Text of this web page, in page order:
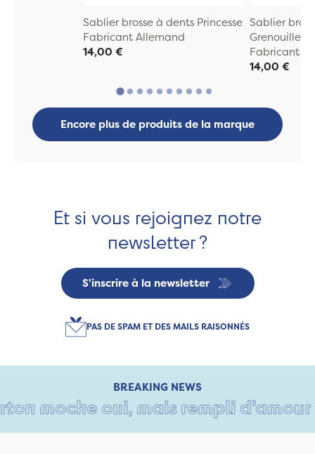
Sablier brosse à dents Princesse
Fabricant Allemand
14,00 €
Sablier
Grenouille
Fabricant
14,00 €
Encore plus de produits de la marque
Et si vous rejoignez notre
newsletter ?
S'inscrire à la newsletter
PAS DE SPAM ET DES MAILS RAISONNÉS
BREAKING NEWS
moche oui, mais rempli d'amour •